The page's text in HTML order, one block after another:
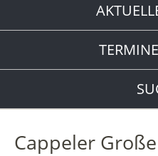
Cappeler